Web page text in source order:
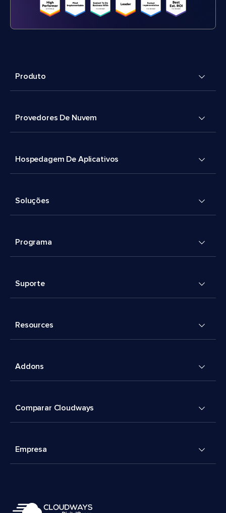
Produto
Provedores De Nuvem
Hospedagem De Aplicativos
Soluções
Programa
Suporte
Resources
Addons
Comparar Cloudways
Empresa